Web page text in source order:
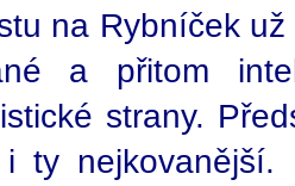
na Rybníček
a přitom
strany.
ty nejkovanější.